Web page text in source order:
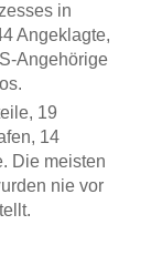
in
Angeklagte,
Angehörige
19
14
Die meisten
nie vor